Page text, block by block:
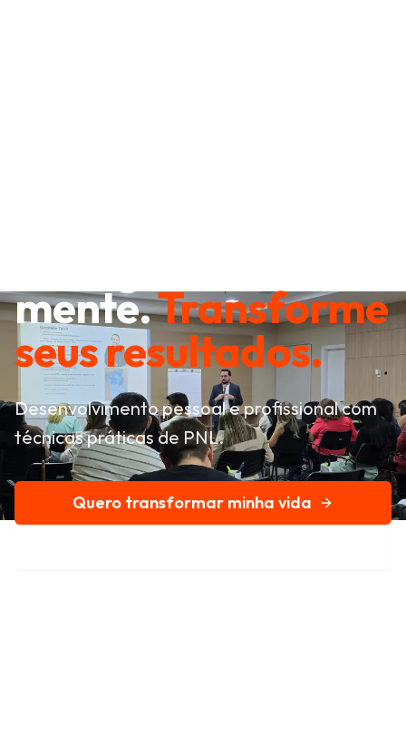
mente.Transforme
seus resultados.
Desenvolvimento pessoal e profissional com
técnicas práticas de PNL.
Quero transformar minha vida